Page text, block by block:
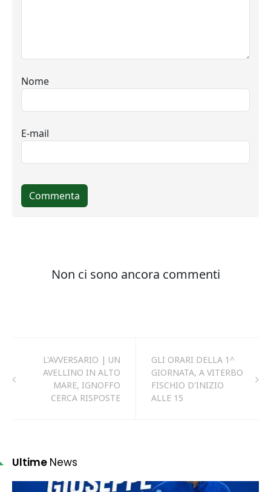
L'AVVERSARIO | UN
AVELLINO IN ALTO
MARE, IGNOFFO
CERCA RISPOSTE
GLI ORARI DELLA 1^
GIORNATA, A VITERBO
FISCHIO D'INIZIO
ALLE 15
Ultime News